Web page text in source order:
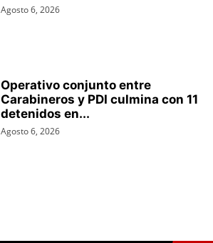
Agosto 6, 2026
Operativo conjunto entre
Carabineros y PDI culmina con 11
detenidos en...
Agosto 6, 2026